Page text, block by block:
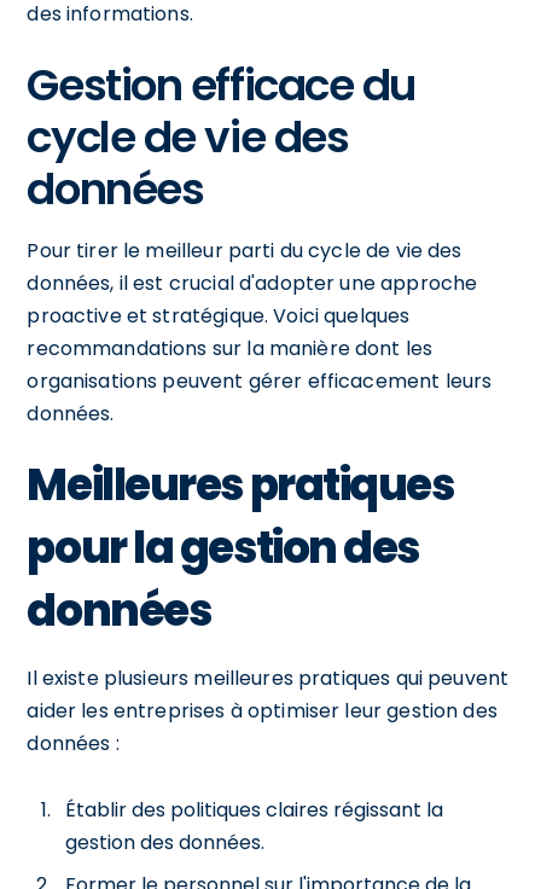
des informations.
Gestion efficace du
cycle de vie des
données
Pour tirer le meilleur parti du cycle de vie des
données, il est crucial d'adopter une approche
proactive et stratégique. Voici quelques
recommandations sur la manière dont les
organisations peuvent gérer efficacement leurs
données.
Meilleures pratiques
pour la gestion des
données
Il existe plusieurs meilleures pratiques qui peuvent
aider les entreprises à optimiser leur gestion des
données :
Établir des politiques claires régissant la
gestion des données.